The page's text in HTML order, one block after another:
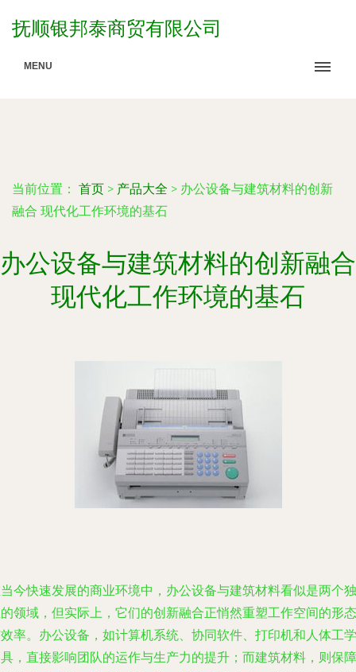
抚顺银邦泰商贸有限公司
MENU
当前位置： 首页 > 产品大全 > 办公设备与建筑材料的创新
融合 现代化工作环境的基石
办公设备与建筑材料的创新融合
现代化工作环境的基石
今快速发展的商业环境中，办公设备与建筑材料看似是两个独
领域，但实际上，它们的创新融合正悄然重塑工作空间的形态
率。办公设备，如计算机系统、协同软件、打印机和人体工学
，直接影响团队的运作与生产力的提升；而建筑材料，则保障